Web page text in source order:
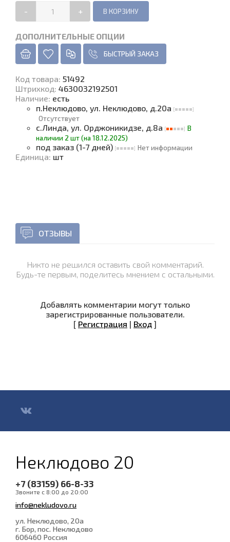
- +
ДОПОЛНИТЕЛЬНЫЕ ОПЦИИ
БЫСТРЫЙ ЗАКАЗ
Код товара: 51492
Штрихкод: 4630032192501
Наличие: есть
п.Неклюдово, ул. Неклюдово, д.20а
Отсутствует
с.Линда, ул. Орджоникидзе, д.8а
В
наличии 2 шт (на 18.12.2025)
под заказ (1-7 дней) Нет информации
Единица: шт
ОТЗЫВЫ
Никто не решился оставить свой комментарий.
Будь-те первым, поделитесь мнением с остальными.
Добавлять комментарии могут только
зарегистрированные пользователи.
[ Регистрация | Вход ]
Неклюдово 20
+7 (83159) 66-8-33
Звоните с 8:00 до 20:00
info@nekludovo.ru
ул. Неклюдово, 20а
г. Бор, пос. Неклюдово
606460 Россия